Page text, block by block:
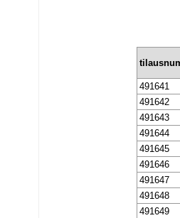
491641
491642
491643
491644
491645
491646
491647
491648
491649